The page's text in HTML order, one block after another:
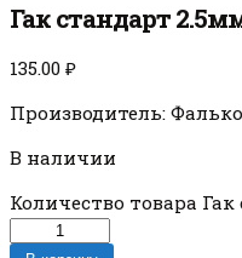
Гак стандарт
135.00 ₽
Производитель:
В наличии
Количество товара